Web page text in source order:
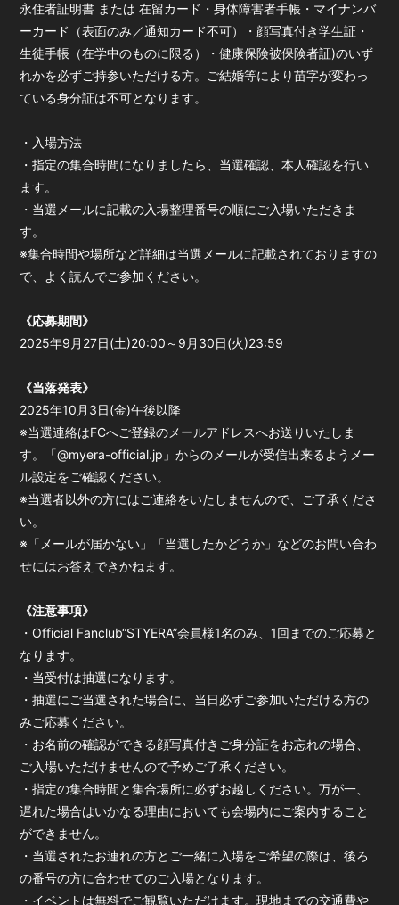
永住者証明書 または 在留カード・身体障害者手帳・マイナンバ
ーカード（表面のみ／通知カード不可）・顔写真付き学生証・
生徒手帳（在学中のものに限る）・健康保険被保険者証)のいず
れかを必ずご持参いただける方。ご結婚等により苗字が変わっ
ている身分証は不可となります。
・入場方法
・指定の集合時間になりましたら、当選確認、本人確認を行い
ます。
・当選メールに記載の入場整理番号の順にご入場いただきま
す。
※集合時間や場所など詳細は当選メールに記載されておりますの
で、よく読んでご参加ください。
《応募期間》
2025年9月27日(土)20:00～9月30日(火)23:59
《当落発表》
2025年10月3日(金)午後以降
※当選連絡はFCへご登録のメールアドレスへお送りいたしま
す。「@myera-official.jp」からのメールが受信出来るようメー
ル設定をご確認ください。
※当選者以外の方にはご連絡をいたしませんので、ご了承くださ
い。
※「メールが届かない」「当選したかどうか」などのお問い合わ
せにはお答えできかねます。
《注意事項》
・Official Fanclub“STYERA”会員様1名のみ、1回までのご応募と
なります。
・当受付は抽選になります。
・抽選にご当選された場合に、当日必ずご参加いただける方の
みご応募ください。
・お名前の確認ができる顔写真付きご身分証をお忘れの場合、
ご入場いただけませんので予めご了承ください。
・指定の集合時間と集合場所に必ずお越しください。万が一、
遅れた場合はいかなる理由においても会場内にご案内すること
ができません。
・当選されたお連れの方とご一緒に入場をご希望の際は、後ろ
の番号の方に合わせてのご入場となります。
・イベントは無料でご観覧いただけます。現地までの交通費や